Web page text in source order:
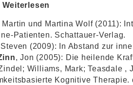
Martin und Martina Wolf (2011):
Patienten. Schattauer-Verlag.
Steven (2009): In Abstand zur
, Jon (2005): Die heilende
Williams, Mark; Teasdale ,
Kognitive